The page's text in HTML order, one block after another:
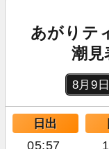
あがりテ
潮見
8月9
日出
05:57